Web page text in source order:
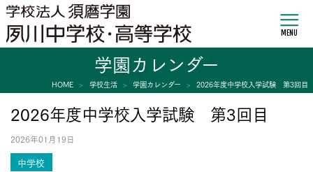
MENU
学園カレンダー
HOME 学校生活 学園カレンダー 2026年度中学校入学試験 第3回目
2026年度中学校入学試験 第3回目
2026年01月19日
中学校